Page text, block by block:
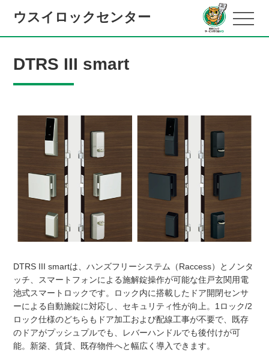
ウスイロックセンター
DTRS III smart
DTRS III smartは、ハンズフリーシステム（Raccess）とノンタ
ッチ、スマートフォンによる施解錠操作が可能な住戸玄関用電
池式スマートロックです。ロック内に搭載したドア開閉センサ
ーによる自動施錠に対応し、セキュリティ性が向上。1ロック/2
ロック仕様のどちらもドア加工および配線工事が不要で、既存
のドアがプッシュプルでも、レバーハンドルでも後付けが可
能。新築、賃貸、既存物件へと幅広く導入できます。